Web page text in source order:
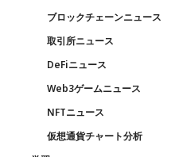
ブロックチェーンニュース
取引所ニュース
DeFiニュース
Web3ゲームニュース
NFTニュース
仮想通貨チャート分析